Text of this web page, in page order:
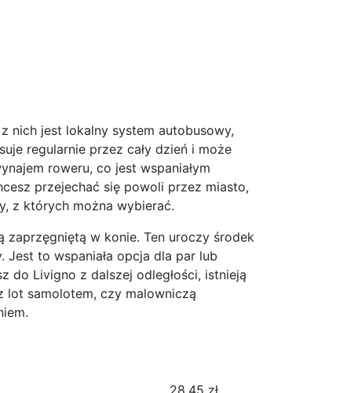
nich jest lokalny system autobusowy,
regularnie przez cały dzień i może
roweru, co jest wspaniałym
przejechać się powoli przez miasto,
z których można wybierać.
w konie. Ten uroczy środek
to wspaniała opcja dla par lub
do Livigno z dalszej odległości, istnieją
lot samolotem, czy malowniczą
28.45 zł